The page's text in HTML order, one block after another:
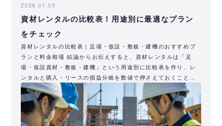
2026.01.05
資材レンタルの比較表！用途別に最適なプラン
をチェック
資材レンタルの比較表｜足場・仮設・敷板・建機のおすすめプ
ランと料金相場 結論からお伝えすると、資材レンタルは「足
場・仮設資材・敷板・建機」という用途別に比較表を作り、レ
ンタルと購入・リースの損益分岐を数値で押さえておくこと
で、最適なプランを